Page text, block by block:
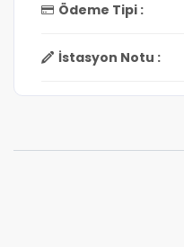
Ödeme Tipi :
İstasyon Notu :